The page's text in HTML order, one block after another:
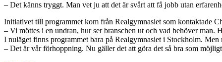
– Det känns tryggt. Man vet ju att det är svårt att få jobb utan
Initiativet till programmet kom från Realgymnasiet som kontaktade
– Vi möttes i en undran, hur ser branschen ut och vad behöver man.
I nuläget finns programmet bara på Realgymnasiet i Stockholm.
– Det är vår förhoppning. Nu gäller det att göra det så bra som